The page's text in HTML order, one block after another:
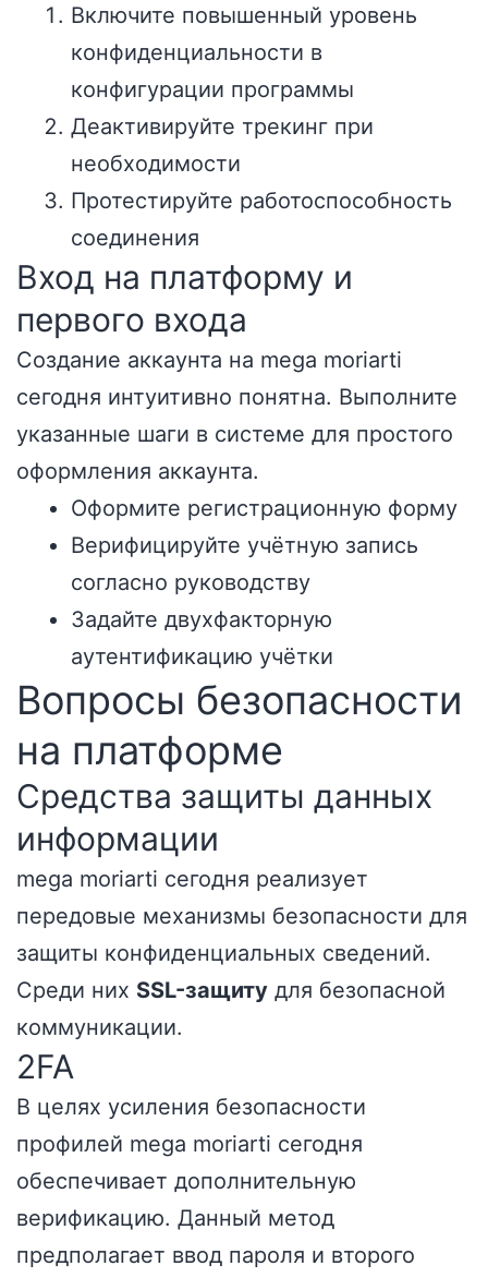
Включите повышенный уровень
конфиденциальности в
конфигурации программы
Деактивируйте трекинг при
необходимости
Протестируйте работоспособность
соединения
Вход на платформу и
первого входа
Создание аккаунта на mega moriarti
сегодня интуитивно понятна. Выполните
указанные шаги в системе для простого
оформления аккаунта.
Оформите регистрационную форму
Верифицируйте учётную запись
согласно руководству
Задайте двухфакторную
аутентификацию учётки
Вопросы безопасности
на платформе
Средства защиты данных
информации
mega moriarti сегодня реализует
передовые механизмы безопасности для
защиты конфиденциальных сведений.
Среди них SSL-защиту для безопасной
коммуникации.
2FA
В целях усиления безопасности
профилей mega moriarti сегодня
обеспечивает дополнительную
верификацию. Данный метод
предполагает ввод пароля и второго